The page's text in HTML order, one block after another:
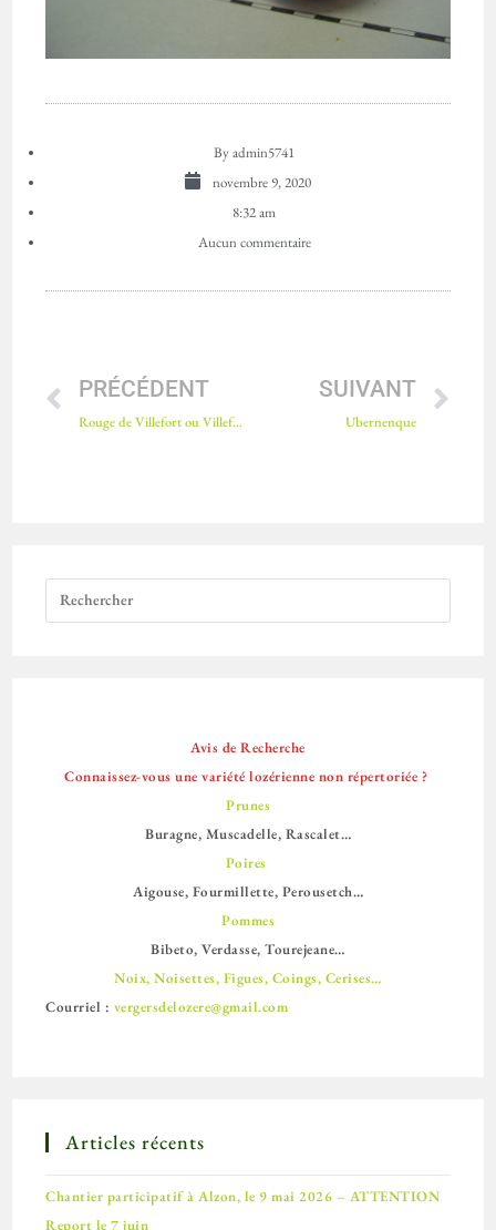
Byadmin5741
novembre 9, 2020
8:32 am
Aucun commentaire
PRÉCÉDENT
Rouge de Villefort ou Villefort
SUIVANT
Ubernenque
Avis de Recherche
Connaissez-vous une variété lozérienne non répertoriée ?
Prunes
Buragne, Muscadelle, Rascalet…
Poires
Aigouse, Fourmillette, Perousetch…
Pommes
Bibeto, Verdasse, Tourejeane…
Noix, Noisettes, Figues, Coings, Cerises…
Courriel : vergersdelozere@gmail.com
Articles récents
Chantier participatif à Alzon, le 9 mai 2026 – ATTENTION
Report le 7 juin